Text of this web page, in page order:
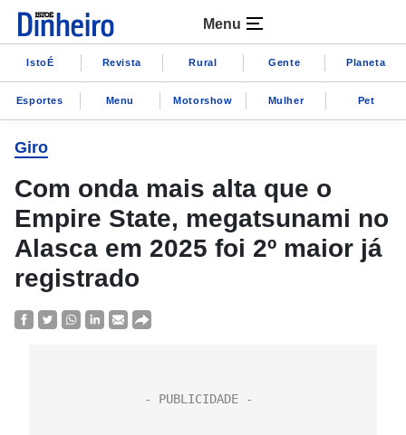
Menu
IstoÉ Revista Rural Gente Planeta
Esportes Menu Motorshow Mulher Pet
Giro
Com onda mais alta que o
Empire State, megatsunami no
Alasca em 2025 foi 2º maior já
registrado